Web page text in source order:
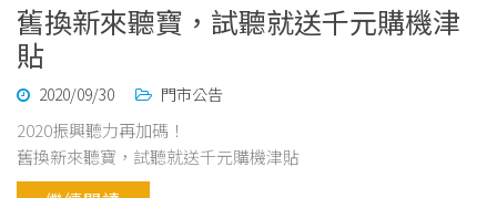
舊換新來聽寶，試聽就送千元購機津
貼
2020/09/30 門市公告
2020振興聽力再加碼！
舊換新來聽寶，試聽就送千元購機津貼